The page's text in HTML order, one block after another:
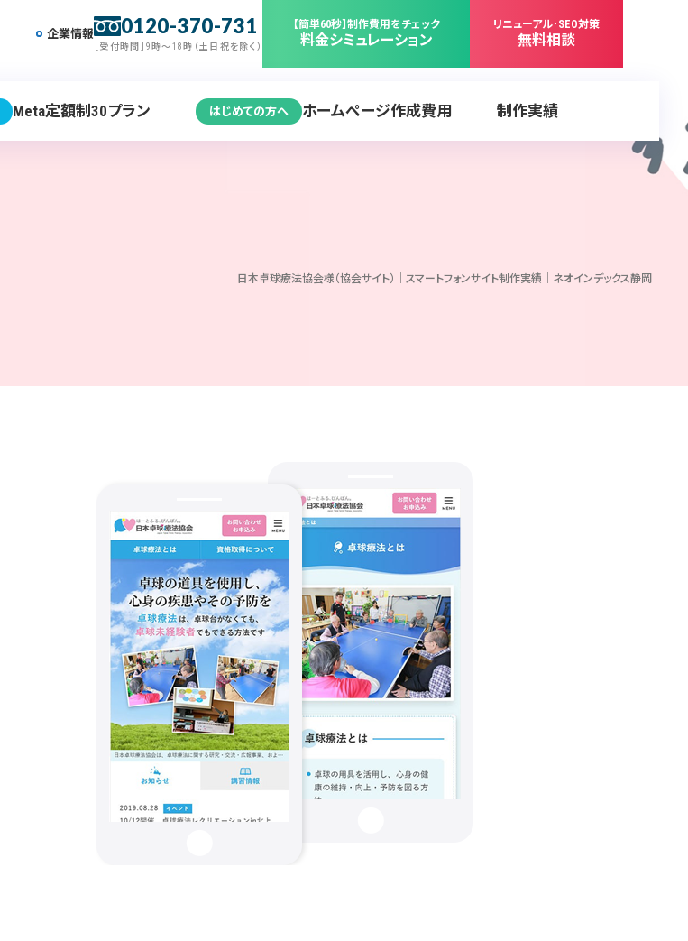
企業情報 0120-370-731
［受付時間］9時～18時（土日祝を除く）
【簡単60秒】制作費用をチェック
料金シミュレーション
リニューアル･SEO対策
無料相談
Meta定額制30プラン はじめての方へ ホームページ作成費用 制作実績
日本卓球療法協会様（協会サイト）｜スマートフォンサイト制作実績｜ネオインデックス静岡